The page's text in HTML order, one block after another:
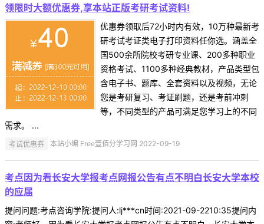
领限时大额优惠券,享本站正版考研考试资料!
优惠券领取后72小时内有效，10万种最新考
研考试考证类电子打印资料任你选。涵盖全
国500余所院校考研专业课、200多种职业
资格考试、1100多种经典教材，产品类型包
含电子书、题库、全套资料以及视频，无论
您是考研复习、考证刷题，还是考前冲刺
等，不同类型的产品可满足您学习上的不同
需求。 ...
考试优惠券 本站小编 Free壹佰分学习网 2022-09-19
考点因为看长安大学报考点网报公告有点不明白长安大学本校
的应届
提问问题:考点咨询学院:提问人:lj***cn时间:2021-09-2210:35提问内